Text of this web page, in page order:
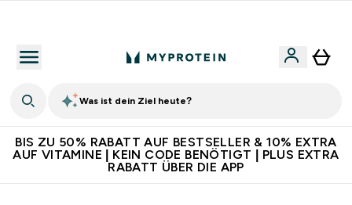
Was ist dein Ziel heute?
BIS ZU 50% RABATT AUF BESTSELLER & 10% EXTRA
AUF VITAMINE | KEIN CODE BENÖTIGT | PLUS EXTRA
RABATT ÜBER DIE APP